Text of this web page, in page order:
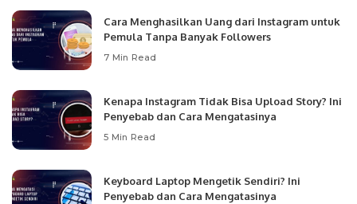
Cara Menghasilkan Uang dari Instagram untuk
Pemula Tanpa Banyak Followers
7 Min Read
Kenapa Instagram Tidak Bisa Upload Story? Ini
Penyebab dan Cara Mengatasinya
5 Min Read
Keyboard Laptop Mengetik Sendiri? Ini
Penyebab dan Cara Mengatasinya